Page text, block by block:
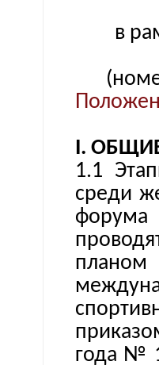
в
I.
1.1
среди
форума
года №